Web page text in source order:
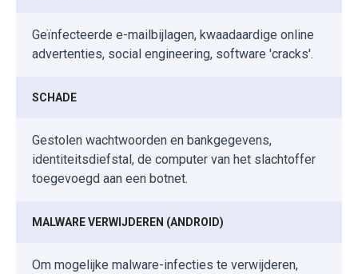
Geïnfecteerde e-mailbijlagen, kwaadaardige online
advertenties, social engineering, software 'cracks'.
SCHADE
Gestolen wachtwoorden en bankgegevens,
identiteitsdiefstal, de computer van het slachtoffer
toegevoegd aan een botnet.
MALWARE VERWIJDEREN (ANDROID)
Om mogelijke malware-infecties te verwijderen,